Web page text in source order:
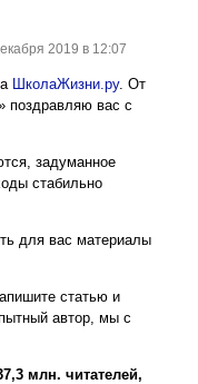
2019 в 12:07
ШколаЖизни.ру. От
поздравляю вас с
задуманное
стабильно
для вас материалы
статью и
автор, мы с
млн. читателей,